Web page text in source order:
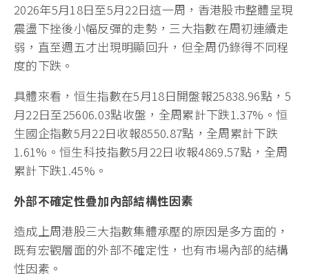
2026年5月18日至5月22日這一周，香港股市整體呈現
震盪下挫後小幅反彈的走勢，三大指數在周初連續走
弱，直至週五才出現明顯回升，但全周仍錄得不同程
度的下跌。
具體來看，恒生指數在5月18日開盤報25838.96點，5
月22日至25606.03點收盤，全周累計下跌1.37%。恒
生國企指數5月22日收報8550.87點，全周累計下跌
1.61%。恒生科技指數5月22日收報4869.57點，全周
累計下跌1.45%。
外部不確定性疊加內部結構性因素
造成上周港股三大指數集體承壓的原因是多方面的，
既有宏觀層面的外部不確定性，也有市場內部的結構
性因素。